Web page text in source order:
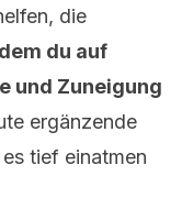
die
du auf
und Zuneigung
ergänzende
tief einatmen